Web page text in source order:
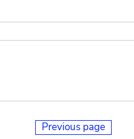
Previous page